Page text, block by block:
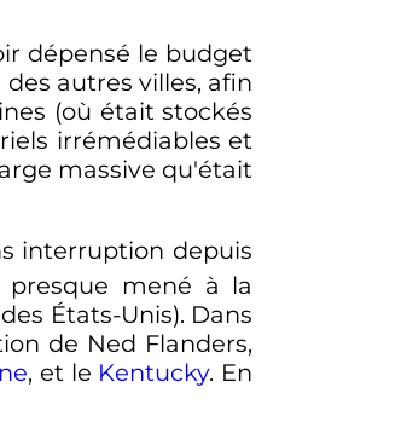
dépensé le budget
autres villes, afin
(où était stockés
irrémédiables et
massive qu'était
interruption depuis
mené à la
États-Unis). Dans
de Ned Flanders,
, et le Kentucky. En